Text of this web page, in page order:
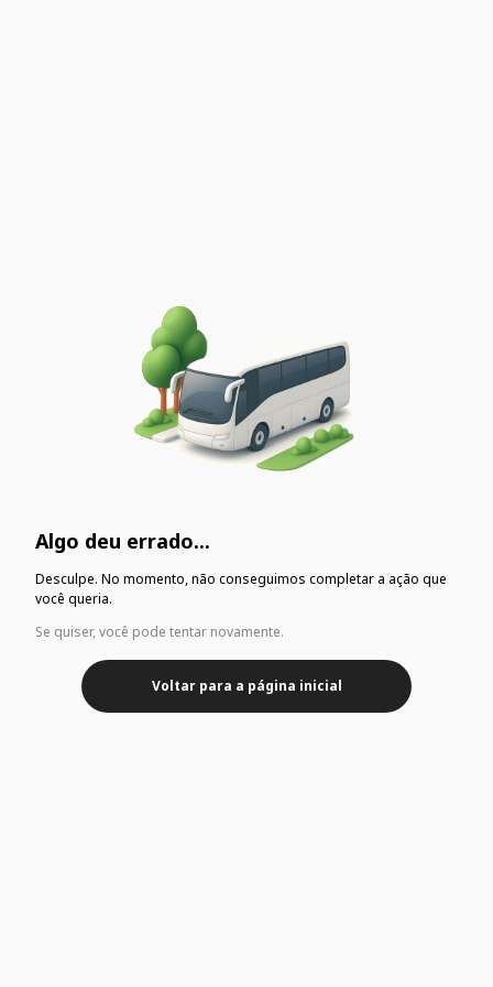
Algo deu errado...
Desculpe. No momento, não conseguimos completar a ação que
você queria.
Se quiser, você pode tentar novamente.
Voltar para a página inicial